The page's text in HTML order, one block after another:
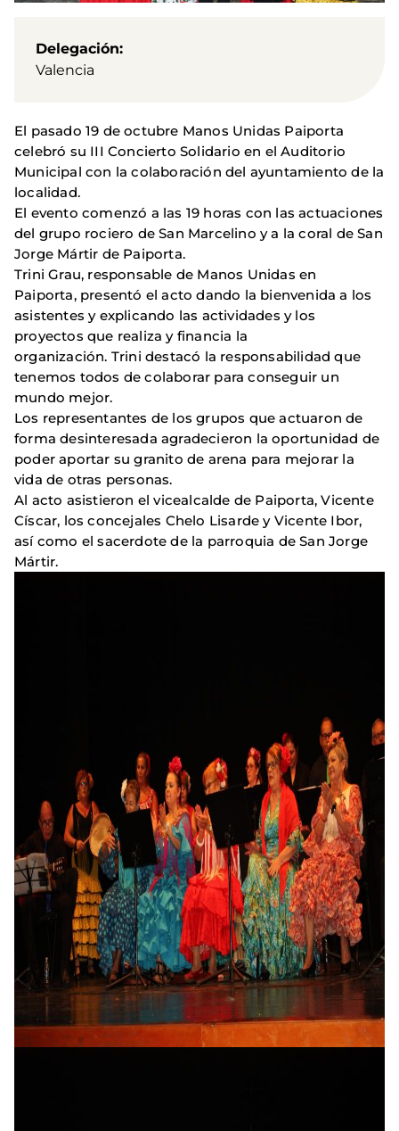
Delegación
Valencia
El pasado 19 de octubre Manos Unidas Paiporta
celebró su III Concierto Solidario en el Auditorio
Municipal con la colaboración del ayuntamiento de la
localidad.
El evento comenzó a las 19 horas con las actuaciones
del grupo rociero de San Marcelino y a la coral de San
Jorge Mártir de Paiporta.
Trini Grau, responsable de Manos Unidas en
Paiporta, presentó el acto dando la bienvenida a los
asistentes y explicando las actividades y los
proyectos que realiza y financia la
organización. Trini destacó la responsabilidad que
tenemos todos de colaborar para conseguir un
mundo mejor.
Los representantes de los grupos que actuaron de
forma desinteresada agradecieron la oportunidad de
poder aportar su granito de arena para mejorar la
vida de otras personas.
Al acto asistieron el vicealcalde de Paiporta, Vicente
Císcar, los concejales Chelo Lisarde y Vicente Ibor,
así como el sacerdote de la parroquia de San Jorge
Mártir.